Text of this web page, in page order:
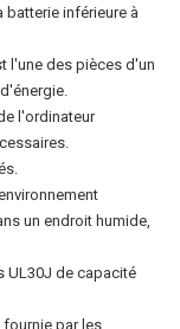
batterie inférieure à
l'une des pièces d'un
l'ordinateur
un endroit humide,
UL30J de capacité
par les